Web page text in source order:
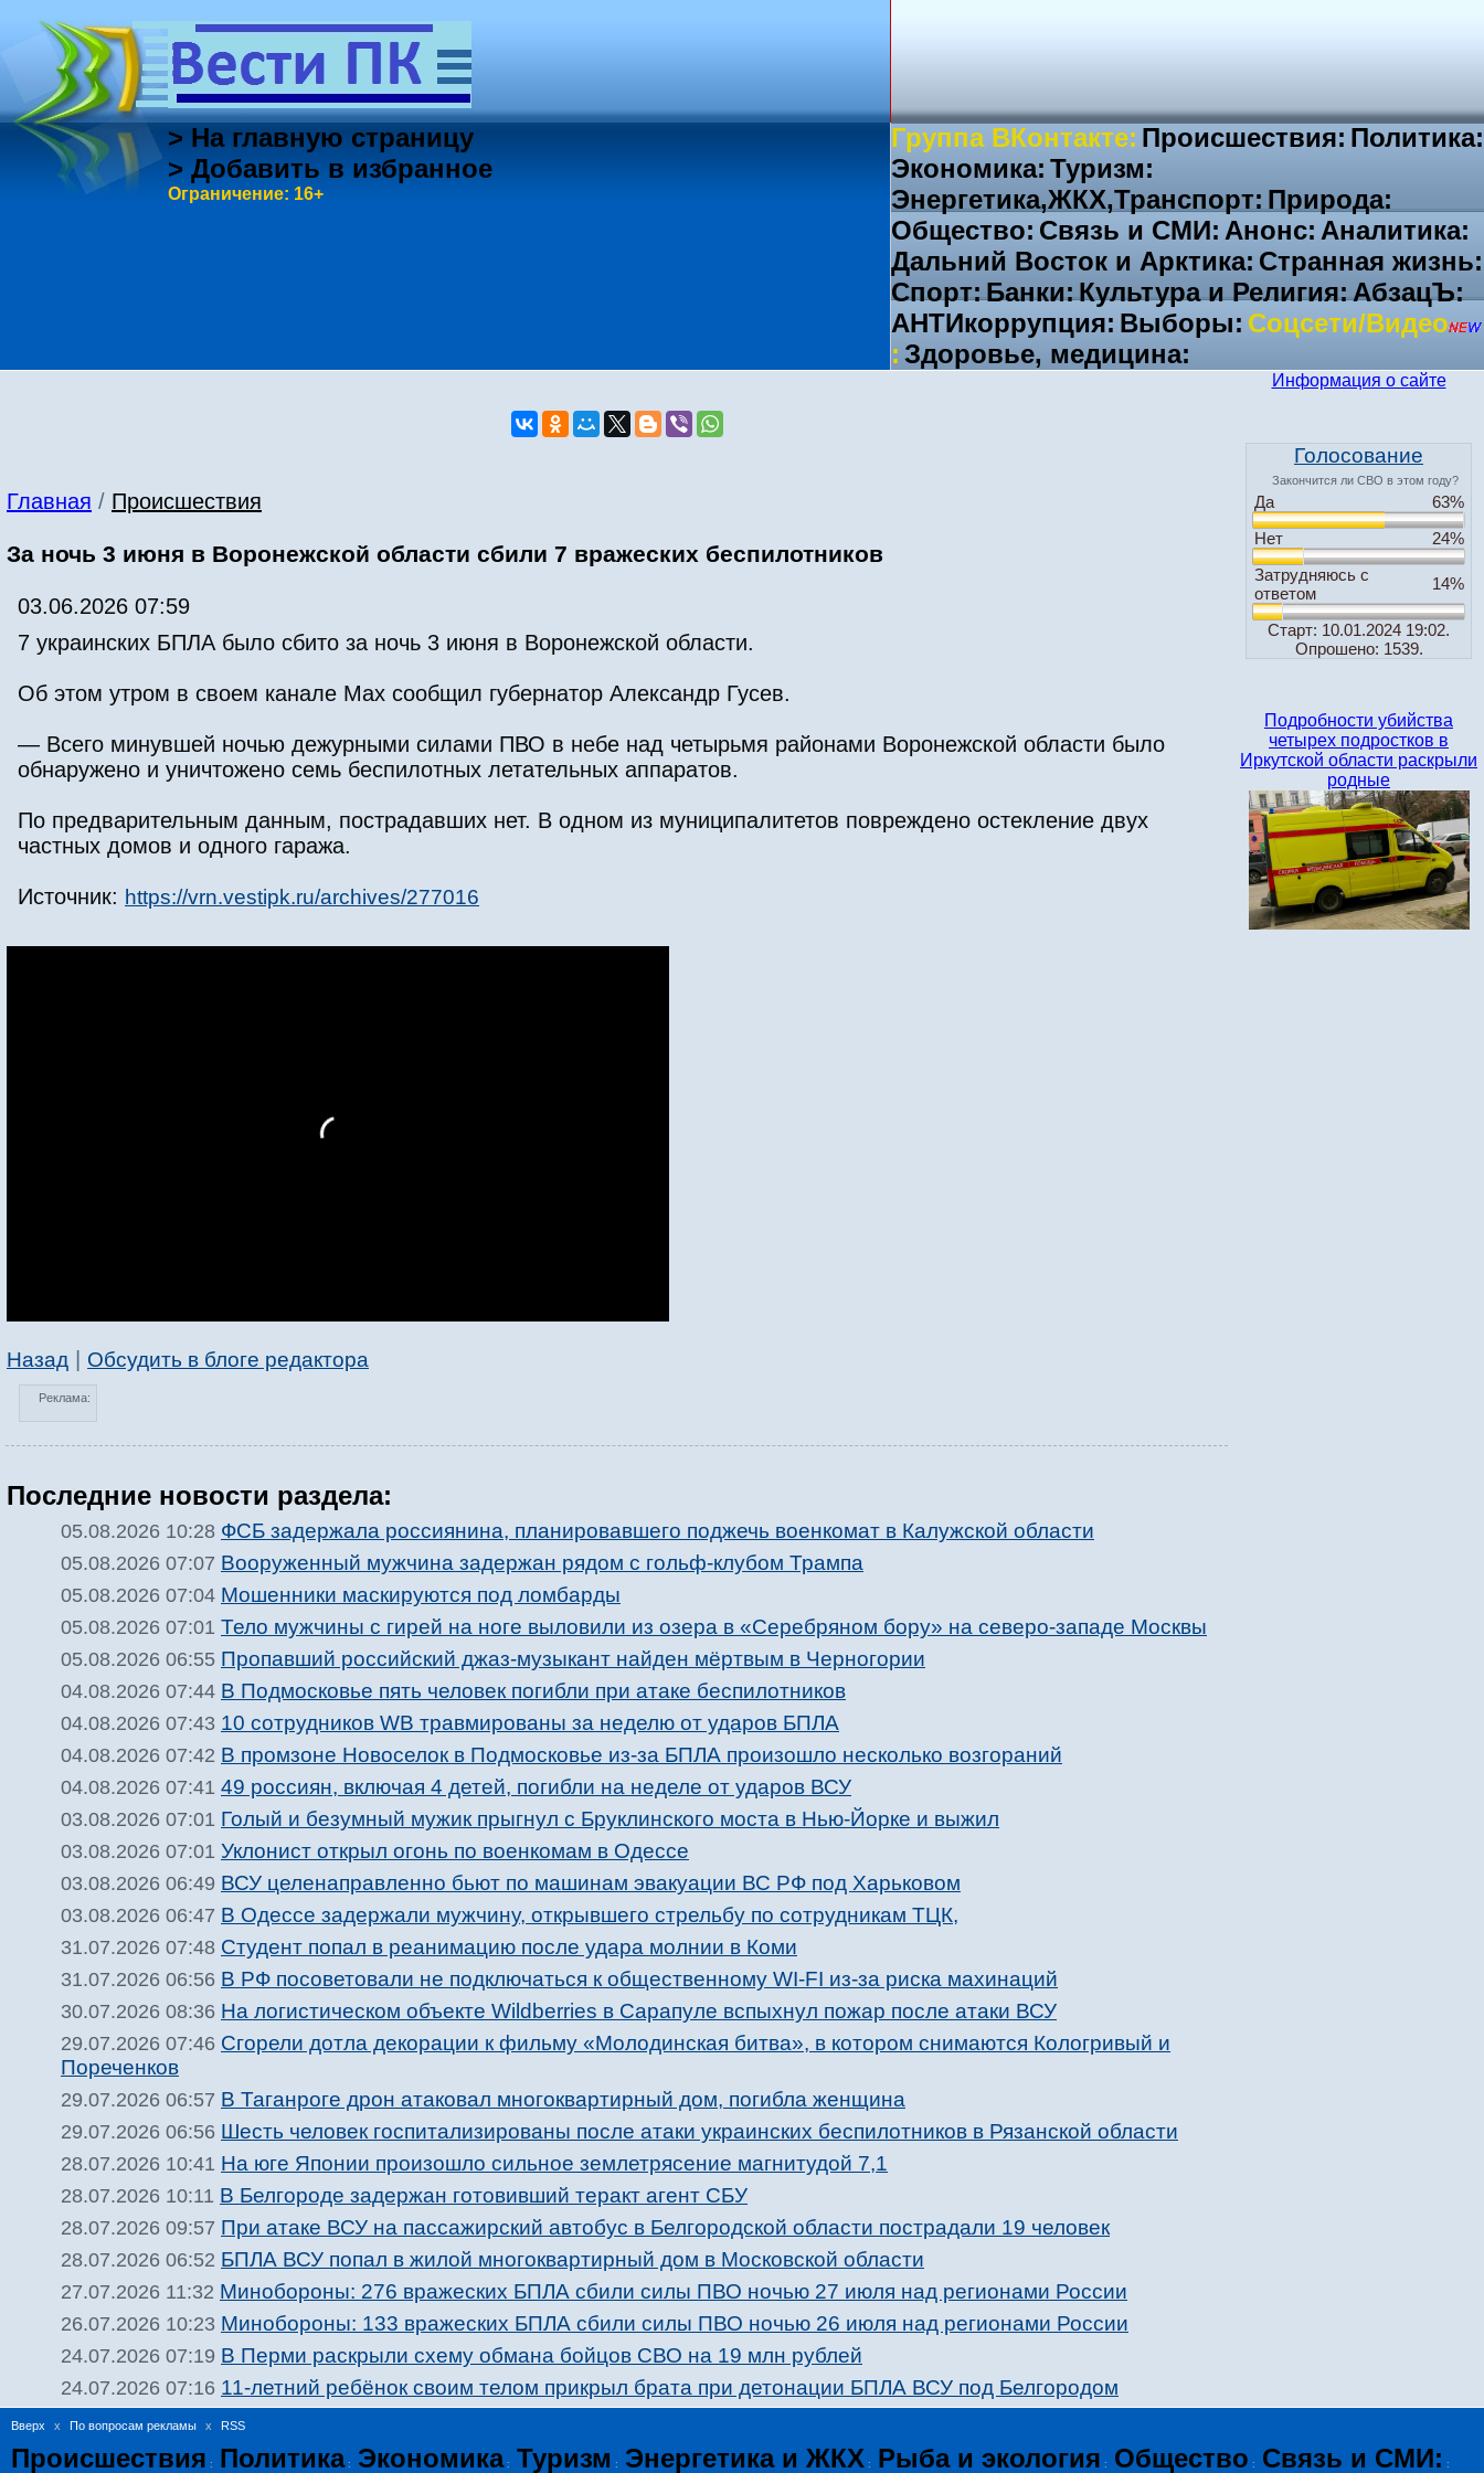
> На главную страницу
> Добавить в избранное
Ограничение: 16+
Группа ВКонтакте: Происшествия: Политика:
Экономика: Туризм:
Энергетика,ЖКХ,Транспорт: Природа:
Общество: Связь и СМИ: Анонс: Аналитика:
Дальний Восток и Арктика: Странная жизнь:
Спорт:Банки:Культура и Религия:АбзацЪ:
АНТИкоррупция: Выборы: Соцсети/Видео
: Здоровье, медицина:
Главная / Происшествия
За ночь 3 июня в Воронежской области сбили 7 вражеских беспилотников
03.06.2026 07:59
7 украинских БПЛА было сбито за ночь 3 июня в Воронежской области.
Об этом утром в своем канале Мах сообщил губернатор Александр Гусев.
— Всего минувшей ночью дежурными силами ПВО в небе над четырьмя районами Воронежской области было
обнаружено и уничтожено семь беспилотных летательных аппаратов.
По предварительным данным, пострадавших нет. В одном из муниципалитетов повреждено остекление двух
частных домов и одного гаража.
Источник: https://vrn.vestipk.ru/archives/277016
Назад Обсудить в блоге редактора
Реклама:
Последние новости раздела:
05.08.2026 10:28 ФСБ задержала россиянина, планировавшего поджечь военкомат в Калужской области
05.08.2026 07:07 Вооруженный мужчина задержан рядом с гольф-клубом Трампа
05.08.2026 07:04 Мошенники маскируются под ломбарды
05.08.2026 07:01 Тело мужчины с гирей на ноге выловили из озера в «Серебряном бору» на северо-западе Москвы
05.08.2026 06:55 Пропавший российский джаз-музыкант найден мёртвым в Черногории
04.08.2026 07:44 В Подмосковье пять человек погибли при атаке беспилотников
04.08.2026 07:43 10 сотрудников WB травмированы за неделю от ударов БПЛА
04.08.2026 07:42 В промзоне Новоселок в Подмосковье из-за БПЛА произошло несколько возгораний
04.08.2026 07:41 49 россиян, включая 4 детей, погибли на неделе от ударов ВСУ
03.08.2026 07:01 Голый и безумный мужик прыгнул с Бруклинского моста в Нью-Йорке и выжил
03.08.2026 07:01 Уклонист открыл огонь по военкомам в Одессе
03.08.2026 06:49 ВСУ целенаправленно бьют по машинам эвакуации ВС РФ под Харьковом
03.08.2026 06:47 В Одессе задержали мужчину, открывшего стрельбу по сотрудникам ТЦК,
31.07.2026 07:48 Студент попал в реанимацию после удара молнии в Коми
31.07.2026 06:56 В РФ посоветовали не подключаться к общественному WI-FI из-за риска махинаций
30.07.2026 08:36 На логистическом объекте Wildberries в Сарапуле вспыхнул пожар после атаки ВСУ
29.07.2026 07:46 Сгорели дотла декорации к фильму «Молодинская битва», в котором снимаются Кологривый и
Пореченков
29.07.2026 06:57 В Таганроге дрон атаковал многоквартирный дом, погибла женщина
29.07.2026 06:56 Шесть человек госпитализированы после атаки украинских беспилотников в Рязанской области
28.07.2026 10:41 На юге Японии произошло сильное землетрясение магнитудой 7,1
28.07.2026 10:11 В Белгороде задержан готовивший теракт агент СБУ
28.07.2026 09:57 При атаке ВСУ на пассажирский автобус в Белгородской области пострадали 19 человек
28.07.2026 06:52 БПЛА ВСУ попал в жилой многоквартирный дом в Московской области
27.07.2026 11:32 Минобороны: 276 вражеских БПЛА сбили силы ПВО ночью 27 июля над регионами России
26.07.2026 10:23 Минобороны: 133 вражеских БПЛА сбили силы ПВО ночью 26 июля над регионами России
24.07.2026 07:19 В Перми раскрыли схему обмана бойцов СВО на 19 млн рублей
24.07.2026 07:16 11-летний ребёнок своим телом прикрыл брата при детонации БПЛА ВСУ под Белгородом
Информация о сайте
Голосование
Закончится ли СВО в этом году?
Да
63%
Нет
24%
Затрудняюсь с
ответом
14%
Старт: 10.01.2024 19:02.
Опрошено: 1539.
Подробности убийства
четырех подростков в
Иркутской области раскрыли
родные
Вверх x По вопросам рекламы x RSS
Происшествия : Политика: Экономика: Туризм : Энергетика и ЖКХ : Рыба и экология : Общество : Связь и СМИ: :